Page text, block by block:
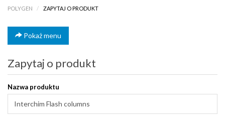
POLYGEN ZAPYTAJ O PRODUKT
Pokaż menu
Zapytaj o produkt
Nazwa produktu